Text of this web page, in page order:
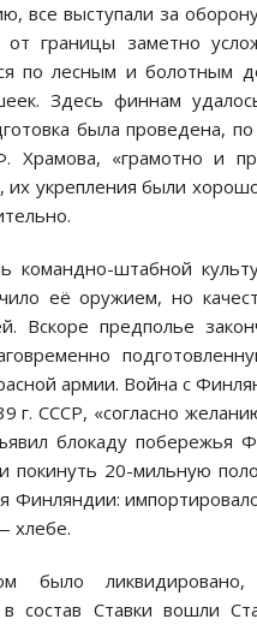
все выступали за
границы заметно
по лесным и болотным
Здесь финнам
была проведена,
Храмова, «грамотно и
укрепления были
штабной
её оружием, но
Вскоре предполье
армии. Война с
г. СССР, «согласно
блокаду побережья
20-мильную
Финляндии:
хлебе.
ликвидировано,
в состав Ставки вошли